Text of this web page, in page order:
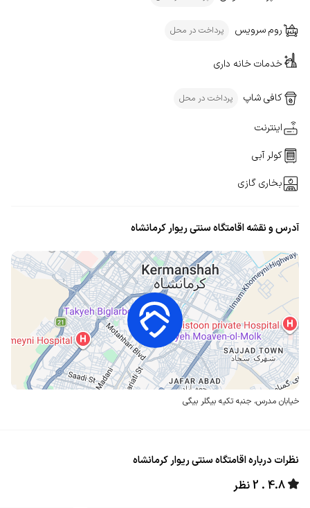
روم سرویس پرداخت در محل
خدمات خانه داری
کافی شاپ پرداخت در محل
اینترنت
کولر آبی
بخاری گازی
آدرس و نقشه اقامتگاه سنتی ریوار کرمانشاه
خیابان مدرس، جنبه تکیه بیگلر بیگی
نظرات درباره اقامتگاه سنتی ریوار کرمانشاه
4.8 2 نظر